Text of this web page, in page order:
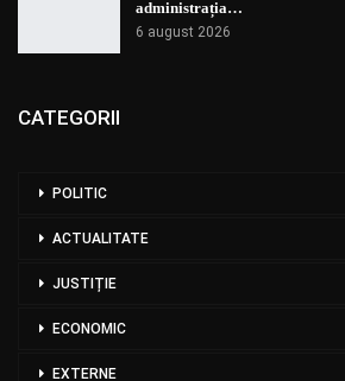
administrația…
6 august 2026
CATEGORII
POLITIC
ACTUALITATE
JUSTIȚIE
ECONOMIC
EXTERNE